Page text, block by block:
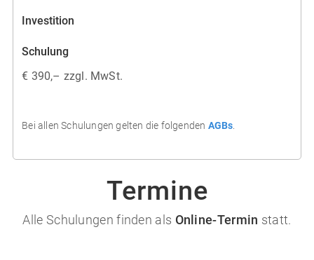
Investition
Schulung
€ 390,– zzgl. MwSt.
Bei allen Schulungen gelten die folgenden AGBs
Termine
Alle Schulungen finden als Online-Termin statt.